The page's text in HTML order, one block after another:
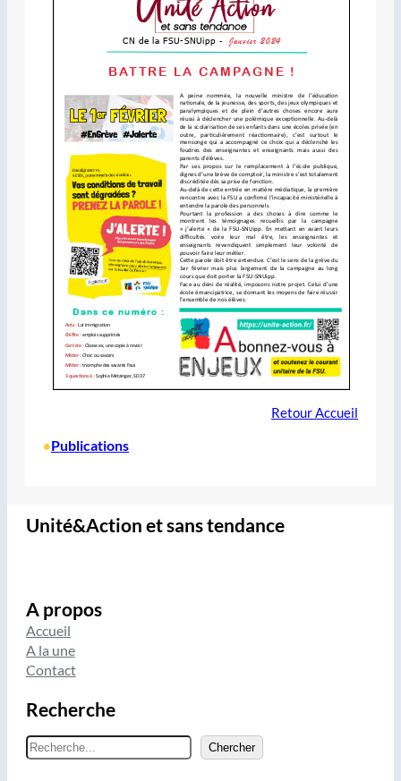
Retour Accueil
•Publications
Unité&Action et sans tendance
A propos
Accueil
A la une
Contact
Recherche
e
Chercher